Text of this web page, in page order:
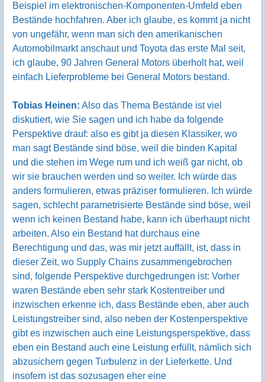
Beispiel im elektronischen-Komponenten-Umfeld eben
Bestände hochfahren. Aber ich glaube, es kommt ja nicht
von ungefähr, wenn man sich den amerikanischen
Automobilmarkt anschaut und Toyota das erste Mal seit,
ich glaube, 90 Jahren General Motors überholt hat, weil
einfach Lieferprobleme bei General Motors bestand.
Tobias Heinen: Also das Thema Bestände ist viel
diskutiert, wie Sie sagen und ich habe da folgende
Perspektive drauf: also es gibt ja diesen Klassiker, wo
man sagt Bestände sind böse, weil die binden Kapital
und die stehen im Wege rum und ich weiß gar nicht, ob
wir sie brauchen werden und so weiter. Ich würde das
anders formulieren, etwas präziser formulieren. Ich würde
sagen, schlecht parametrisierte Bestände sind böse, weil
wenn ich keinen Bestand habe, kann ich überhaupt nicht
arbeiten. Also ein Bestand hat durchaus eine
Berechtigung und das, was mir jetzt auffällt, ist, dass in
dieser Zeit, wo Supply Chains zusammengebrochen
sind, folgende Perspektive durchgedrungen ist: Vorher
waren Bestände eben sehr stark Kostentreiber und
inzwischen erkenne ich, dass Bestände eben, aber auch
Leistungstreiber sind, also neben der Kostenperspektive
gibt es inzwischen auch eine Leistungsperspektive, dass
eben ein Bestand auch eine Leistung erfüllt, nämlich sich
abzusichern gegen Turbulenz in der Lieferkette. Und
insofern ist das sozusagen eher eine